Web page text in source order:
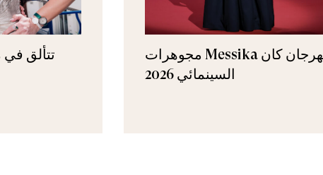
مجوهرات Messika في مهرجان كان
السينمائي 2026